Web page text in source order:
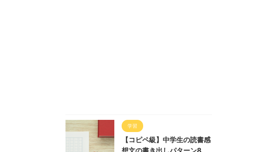
学習
【コピペ級】中学生の読書感
想文の書き出しパターン8